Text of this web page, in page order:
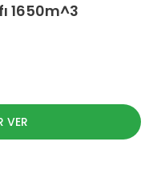
1650m^3
VER